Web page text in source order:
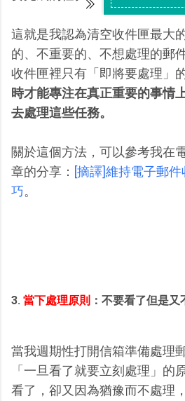
這就是我認為清空收件匣最大
的、不重要的、不想處理的郵
收件匣裡只有「即將要處理」
時才能專注在真正重要的事情
去處理這些任務。
關於這個方法，可以參考我在
章的分享： [摘譯]維持電子郵
巧。
3. 當下處理原則 ：不要看了但是
當我週期性打開信箱準備處理
「一旦看了就要立刻處理」的
看了，卻又因為猶豫而不處理